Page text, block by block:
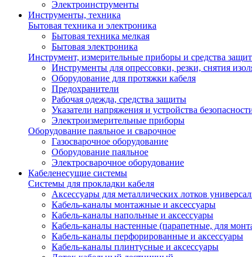
Электроинструменты
Инструменты, техника
Бытовая техника и электроника
Бытовая техника мелкая
Бытовая электроника
Инструмент, измерительные приборы и средства
Инструменты для опрессовки, резки, снятия
Оборудование для протяжки кабеля
Предохранители
Рабочая одежда, средства защиты
Указатели напряжения и устройства
Электроизмерительные приборы
Оборудование паяльное и сварочное
Газосварочное оборудование
Оборудование паяльное
Электросварочное оборудование
Кабеленесущие системы
Системы для прокладки кабеля
Аксессуары для металлических лотков
Кабель-каналы монтажные и аксессуары
Кабель-каналы напольные и аксессуары
Кабель-каналы настенные (парапетные, для
Кабель-каналы перфорированные и аксессуары
Кабель-каналы плинтусные и аксессуары